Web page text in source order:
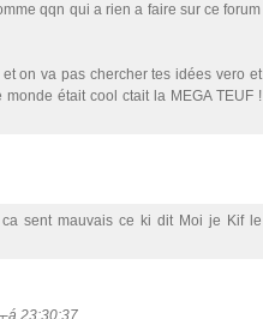
qqn qui a rien a faire sur ce forum
on va pas chercher tes idées vero et
était cool ctait la MEGA TEUF !
sent mauvais ce ki dit Moi je Kif le
23:30:37